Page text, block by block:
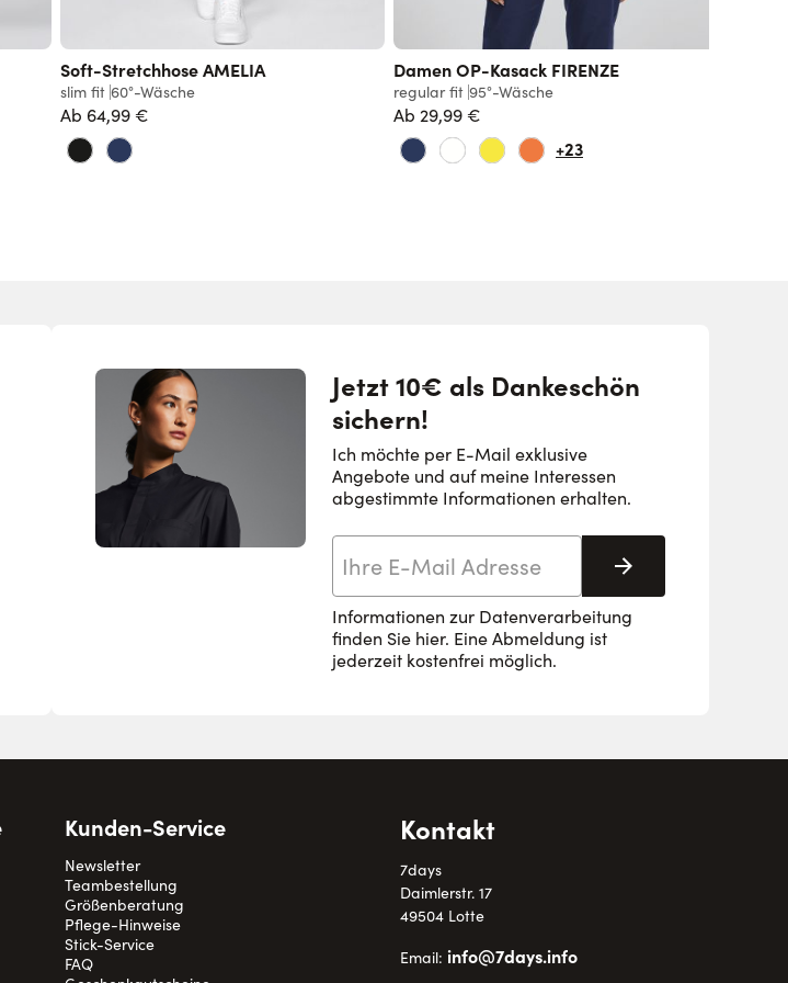
Soft-Stretchhose AMELIA
slim fit 60°-Wäsche
Ab 64,99 €
Damen OP-Kasack FIRENZE
regular fit 95°-Wäsche
Ab 29,99 €
+23
Jetzt 10€ als Dankeschön
sichern!
Ich möchte per E-Mail exklusive
Angebote und auf meine Interessen
abgestimmte Informationen erhalten.
Abonnieren
Informationen zur Datenverarbeitung
finden Sie hier. Eine Abmeldung ist
jederzeit kostenfrei möglich.
Kunden-Service
Newsletter
Teambestellung
Größenberatung
Pflege-Hinweise
Stick-Service
FAQ
Kontakt
7days
Daimlerstr. 17
49504 Lotte
Email: info@7days.info